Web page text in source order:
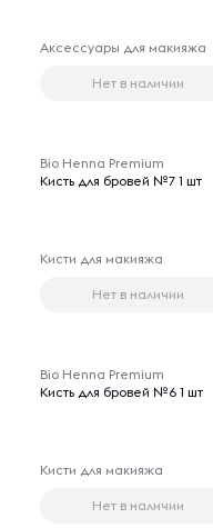
Аксессуары для макияжа
Нет в наличии
Bio Henna Premium
Кисть для бровей №7 1 шт
Кисти для макияжа
Нет в наличии
Bio Henna Premium
Кисть для бровей №6 1 шт
Кисти для макияжа
Нет в наличии